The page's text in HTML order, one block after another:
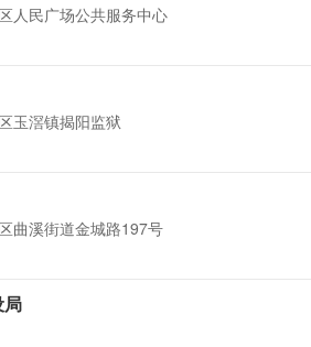
人民广场公共服务中心
玉滘镇揭阳监狱
曲溪街道金城路197号
局